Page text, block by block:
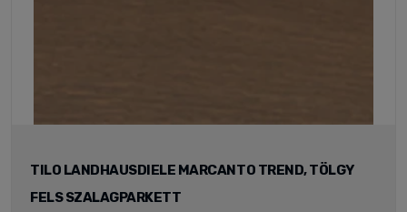
TILO LANDHAUSDIELE MARCANTO TREND, TÖLGY
FELS SZALAGPARKETT